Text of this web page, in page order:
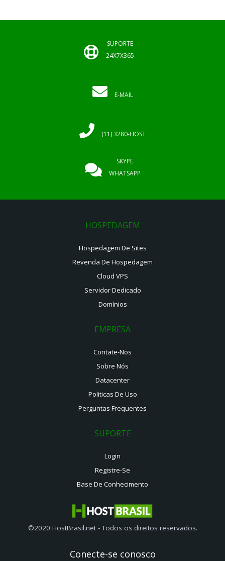
SUPORTE
24X7X365
E-MAIL
(11) 3280-HOST
SKYPE
WHATSAPP
HOSPEDAGEM
Hospedagem De Sites
Revenda De Hospedagem
Cloud VPS
Servidor Dedicado
Domínios
EMPRESA
Contate-Nos
Sobre Nós
Datacenter
Politicas De Uso
Perguntas Frequentes
SUPORTE
Login
Registre-Se
Base De Conhecimento
©2020 HostBrasil.net - Todos os direitos reservados.
Conecte-se conosco